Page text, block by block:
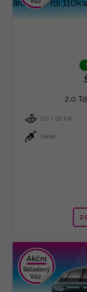
2.0
2.0 / 110 kW
Diesel